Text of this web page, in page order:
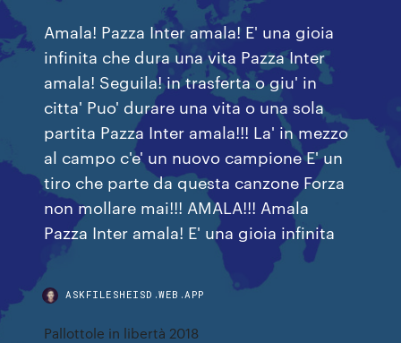
Amala! Pazza Inter amala! E' una gioia
infinita che dura una vita Pazza Inter
amala! Seguila! in trasferta o giu' in
citta' Puo' durare una vita o una sola
partita Pazza Inter amala!!! La' in mezzo
al campo c'e' un nuovo campione E' un
tiro che parte da questa canzone Forza
non mollare mai!!! AMALA!!! Amala
Pazza Inter amala! E' una gioia infinita
ASKFILESHEISD.WEB.APP
Pallottole in libertà 2018